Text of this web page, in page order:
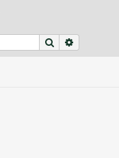
Rechercher